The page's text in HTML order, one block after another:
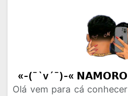
Olá vem para cá